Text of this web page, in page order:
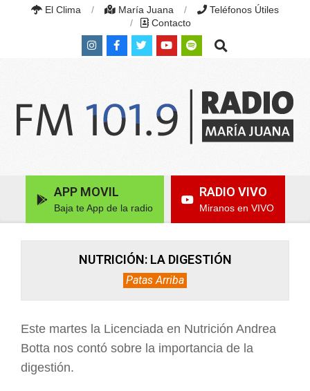
El Clima María Juana
Teléfonos Útiles
Contacto
Search
JUANA
FM
Navigation APP MOVIL
Baja te App de la radio
RADIO VIVO
Miranos en VIVO
NUTRICIÓN: LA DIGESTIÓN
Patas Arriba
Este martes la Licenciada en Nutrición Andrea
Botta nos contó sobre la importancia de la
digestión.